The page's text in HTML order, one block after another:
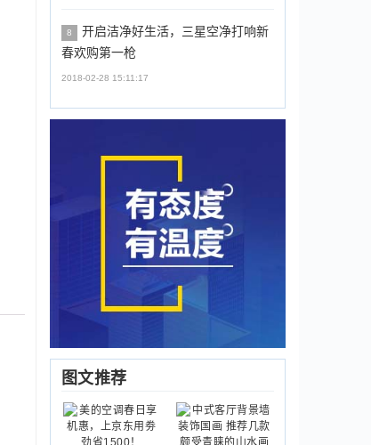
8
开启洁净好生活，三星空净打响新
春欢购第一枪
2018-02-28 15:11:17
图文推荐